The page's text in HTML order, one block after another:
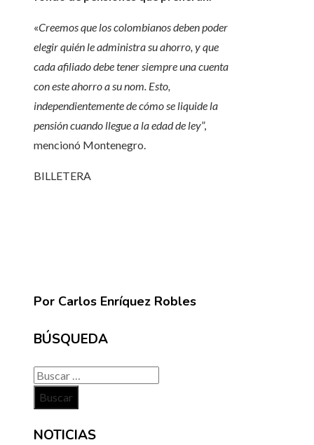
«Creemos que los colombianos deben poder
elegir quién le administra su ahorro, y que
cada afiliado debe tener siempre una cuenta
con este ahorro a su nom. Esto,
independientemente de cómo se liquide la
pensión cuando llegue a la edad de ley”,
mencionó Montenegro.
BILLETERA
Por Carlos Enríquez Robles
BÚSQUEDA
Buscar:
NOTICIAS